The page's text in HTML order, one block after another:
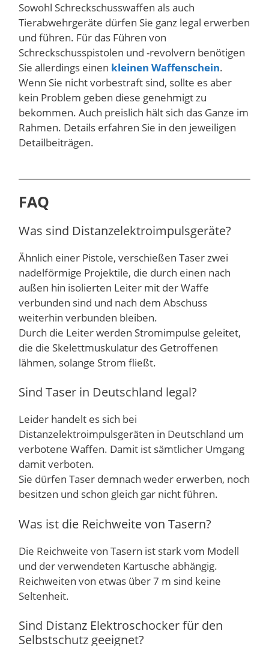
Sowohl Schreckschusswaffen als auch
Tierabwehrgeräte dürfen Sie ganz legal erwerben
und führen. Für das Führen von
Schreckschusspistolen und -revolvern benötigen
Sie allerdings einen kleinen Waffenschein.
Wenn Sie nicht vorbestraft sind, sollte es aber
kein Problem geben diese genehmigt zu
bekommen. Auch preislich hält sich das Ganze im
Rahmen. Details erfahren Sie in den jeweiligen
Detailbeiträgen.
FAQ
Was sind Distanzelektroimpulsgeräte?
Ähnlich einer Pistole, verschießen Taser zwei
nadelförmige Projektile, die durch einen nach
außen hin isolierten Leiter mit der Waffe
verbunden sind und nach dem Abschuss
weiterhin verbunden bleiben.
Durch die Leiter werden Stromimpulse geleitet,
die die Skelettmuskulatur des Getroffenen
lähmen, solange Strom fließt.
Sind Taser in Deutschland legal?
Leider handelt es sich bei
Distanzelektroimpulsgeräten in Deutschland um
verbotene Waffen. Damit ist sämtlicher Umgang
damit verboten.
Sie dürfen Taser demnach weder erwerben, noch
besitzen und schon gleich gar nicht führen.
Was ist die Reichweite von Tasern?
Die Reichweite von Tasern ist stark vom Modell
und der verwendeten Kartusche abhängig.
Reichweiten von etwas über 7 m sind keine
Seltenheit.
Sind Distanz Elektroschocker für den
Selbstschutz geeignet?